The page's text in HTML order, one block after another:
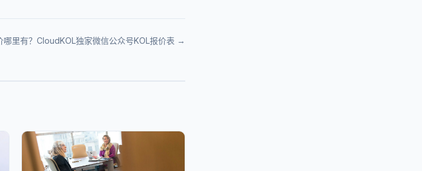
哪里有？CloudKOL独家微信公众号KOL报价表 →